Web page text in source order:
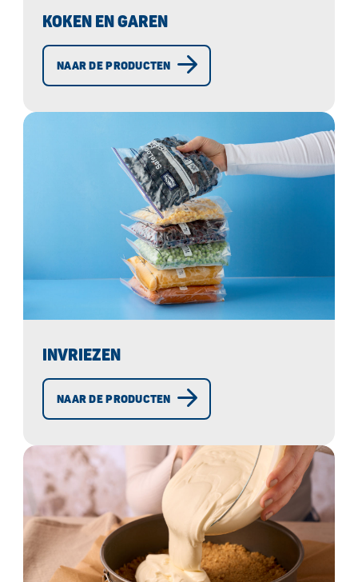
KOKEN EN GAREN
NAAR DE PRODUCTEN
INVRIEZEN
NAAR DE PRODUCTEN